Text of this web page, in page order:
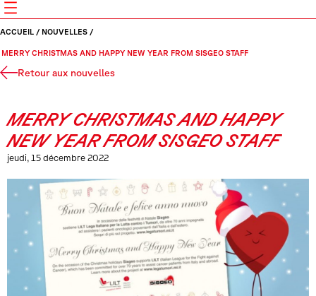
ACCUEIL / NOUVELLES /
MERRY CHRISTMAS AND HAPPY NEW YEAR FROM SISGEO STAFF
Retour aux nouvelles
MERRY CHRISTMAS AND HAPPY
NEW YEAR FROM SISGEO STAFF
jeudi, 15 décembre 2022